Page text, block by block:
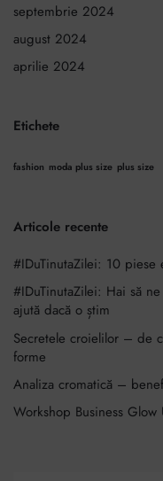
septembrie 2024
august 2024
aprilie 2024
Etichete
fashion moda plus size plus size
Articole recente
#IDuTinutaZilei: 10 piese
#IDuTinutaZilei: Hai să
ajută dacă o știm
Secretele croielilor – de
forme
Analiza cromatică –
Workshop Business Glow